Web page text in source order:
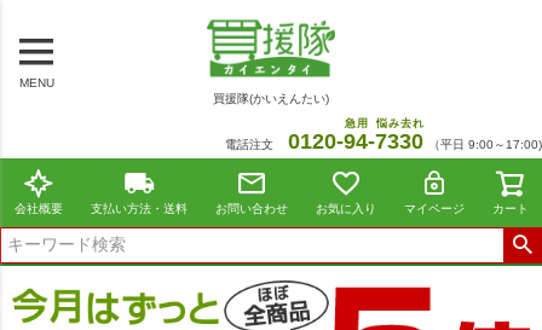
MENU
買援隊(かいえんたい)
電話注文 0120-94
急用
-7330
悩み去れ
（平日 9:00～17:00)
会社概要 支払い方法・送料 お問い合わせ お気に入り マイページ カート